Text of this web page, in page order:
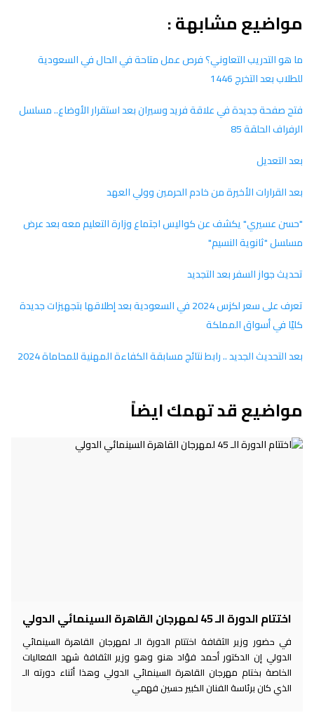
مواضيع مشابهة :
ما هو التدريب التعاوني؟ فرص عمل متاحة في الحال في السعودية
للطلاب بعد التخرج 1446
فتح صفحة جديدة في علاقة فريد وسيران بعد استقرار الأوضاع.. مسلسل
الرفراف الحلقة 85
بعد التعديل
بعد القرارات الأخيرة من خادم الحرمين وولي العهد
"حسن عسيري" يكشف عن كواليس اجتماع وزارة التعليم معه بعد عرض
مسلسل "ثانوية النسيم"
تحديث جواز السفر بعد التجديد
تعرف على سعر لكزس 2024 في السعودية بعد إطلاقها بتجهيزات جديدة
كليًا في أسواق المملكة
بعد التحديث الجديد .. رابط نتائج مسابقة الكفاءة المهنية للمحاماة 2024
مواضيع قد تهمك ايضاً
اختتام الدورة الـ 45 لمهرجان القاهرة السينمائي الدولي
في حضور وزير الثقافة اختتام الدورة الـ لمهرجان القاهرة السينمائي
الدولي إن الدكتور أحمد فؤاد هنو وهو وزير الثقافة شهد الفعاليات
الخاصة بختام مهرجان القاهرة السينمائي الدولي وهذا أثناء دورته الـ
الذي كان برئاسة الفنان الكبير حسين فهمي